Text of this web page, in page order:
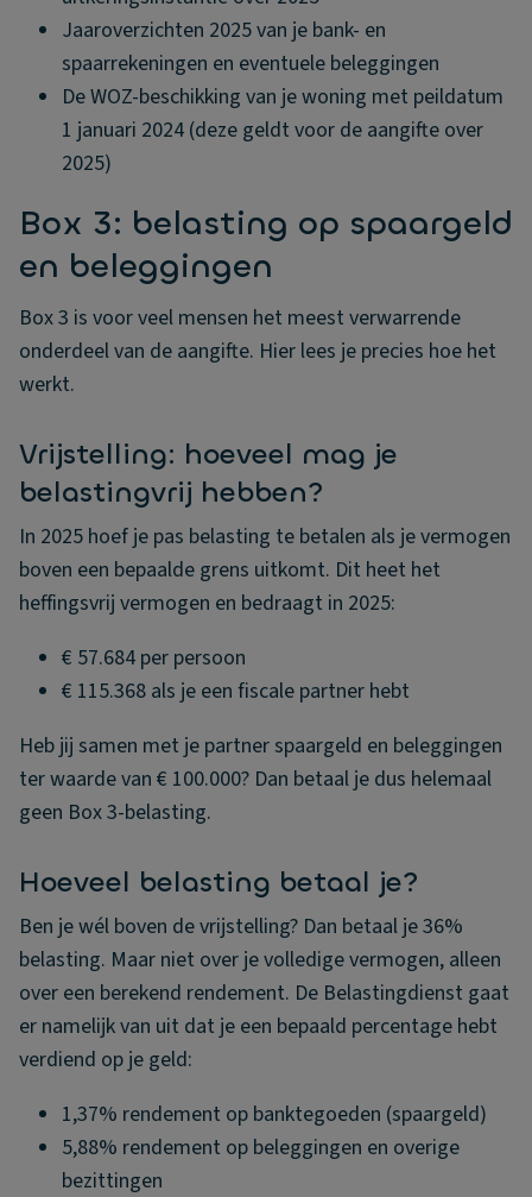
Jaaroverzichten 2025 van je bank- en
spaarrekeningen en eventuele beleggingen
De WOZ-beschikking van je woning met peildatum
1 januari 2024 (deze geldt voor de aangifte over
2025)
Box 3: belasting op spaargeld
en beleggingen
Box 3 is voor veel mensen het meest verwarrende
onderdeel van de aangifte. Hier lees je precies hoe het
werkt.
Vrijstelling: hoeveel mag je
belastingvrij hebben?
In 2025 hoef je pas belasting te betalen als je vermogen
boven een bepaalde grens uitkomt. Dit heet het
heffingsvrij vermogen en bedraagt in 2025:
€ 57.684 per persoon
€ 115.368 als je een fiscale partner hebt
Heb jij samen met je partner spaargeld en beleggingen
ter waarde van € 100.000? Dan betaal je dus helemaal
geen Box 3-belasting.
Hoeveel belasting betaal je?
Ben je wél boven de vrijstelling? Dan betaal je 36%
belasting. Maar niet over je volledige vermogen, alleen
over een berekend rendement. De Belastingdienst gaat
er namelijk van uit dat je een bepaald percentage hebt
verdiend op je geld:
1,37% rendement op banktegoeden (spaargeld)
5,88% rendement op beleggingen en overige
bezittingen